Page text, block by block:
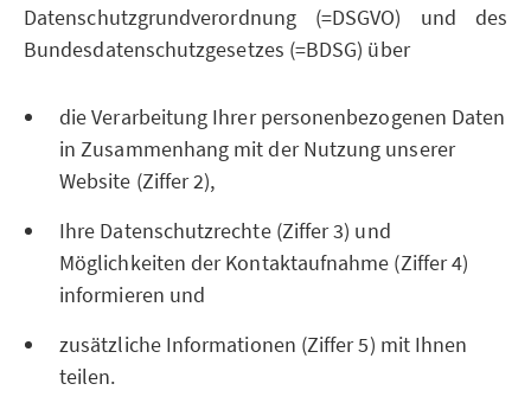
Datenschutzgrundverordnung (=DSGVO) und des
Bundesdatenschutzgesetzes (=BDSG) über
die Verarbeitung Ihrer personenbezogenen Daten
in Zusammenhang mit der Nutzung unserer
Website (Ziffer 2),
Ihre Datenschutzrechte (Ziffer 3) und
Möglichkeiten der Kontaktaufnahme (Ziffer 4)
informieren und
zusätzliche Informationen (Ziffer 5) mit Ihnen
teilen.